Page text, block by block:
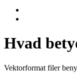
Hvad
Vektorformat filer